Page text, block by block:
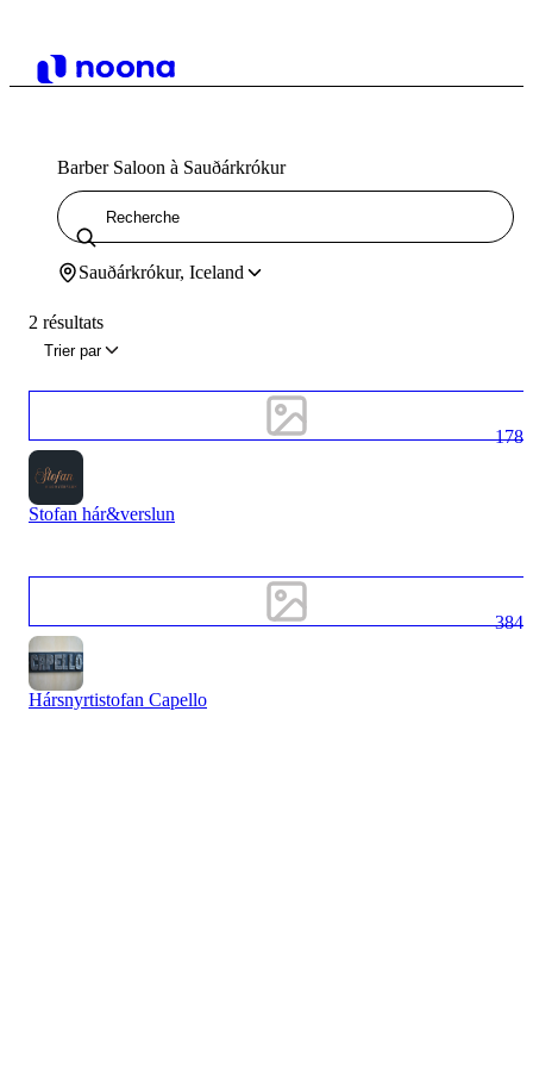
Barber Saloon à Sauðárkrókur
Sauðárkrókur, Iceland
2 résultats
Trier par
178
Stofan hár&verslun
384
Hársnyrtistofan Capello